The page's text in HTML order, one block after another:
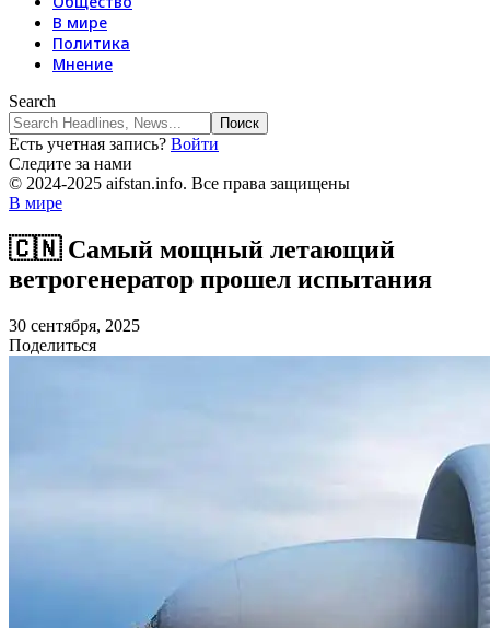
В мире
Политика
Мнение
Search
Есть учетная запись? Войти
Следите за нами
© 2024-2025 aifstan.info. Все права защищены
В мире
🇨🇳 Самый мощный летающий
ветрогенератор прошел испытания
30 сентября, 2025
Поделиться